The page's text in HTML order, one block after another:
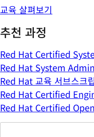
교육 살펴보기
추천 과정
Red Hat Certified
Red Hat System
Red Hat 교육 서브스크
Red Hat Certified
Red Hat Certified